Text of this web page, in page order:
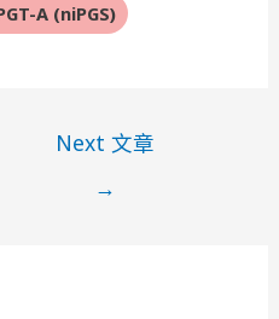
A (niPGS)
Next 文章
→